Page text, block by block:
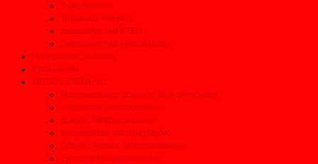
Τιμές Διοδίων
Τηλέφωνα Ανάγκης
Δικαιολογητικά ΚΤΕΟ
Δικαιολογητικά Ανακύκλωσης
Ηλεκτρονικές εκδόσεις
Επικοινωνία
ΜΕΤΑΧΕΙΡΙΣΜΕΝΟ
Μεταχειρισμένα μέχρι και 35% φτηνότερα
Αναζήτηση μεταχειρισμένου
Δοκιμές Μεταχειρισμένων
Αγοράζοντας Μεταχειρισμένο
Οδηγός Αγοράς Μεταχειρισμένου
Έμποροι Μεταχειρισμένων